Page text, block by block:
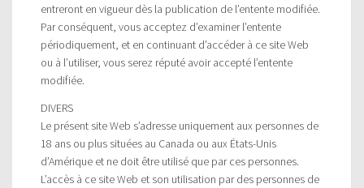
entreront en vigueur dès la publication de l’entente modifiée.
Par conséquent, vous acceptez d’examiner l’entente
périodiquement, et en continuant d’accéder à ce site Web
ou à l’utiliser, vous serez réputé avoir accepté l’entente
modifiée.
DIVERS
Le présent site Web s’adresse uniquement aux personnes de
18 ans ou plus situées au Canada ou aux États-Unis
d’Amérique et ne doit être utilisé que par ces personnes.
L’accès à ce site Web et son utilisation par des personnes de